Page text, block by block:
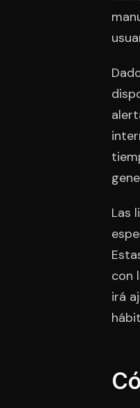
Las
con
irá